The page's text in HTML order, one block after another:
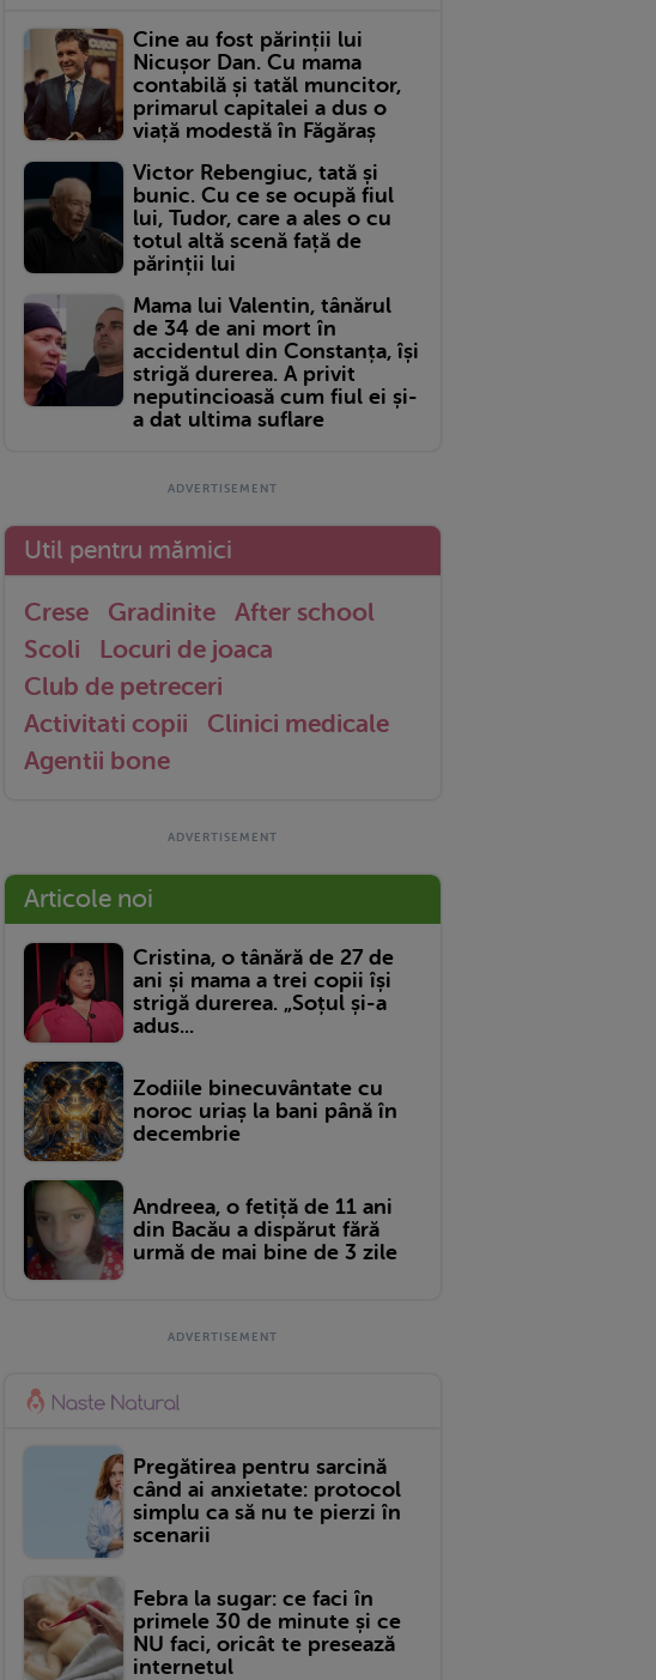
Cine au fost părinții lui
Nicușor Dan. Cu mama
contabilă și tatăl muncitor,
primarul capitalei a dus o
viață modestă în Făgăraș
Victor Rebengiuc, tată și
bunic. Cu ce se ocupă fiul
lui, Tudor, care a ales o cu
totul altă scenă față de
părinții lui
Mama lui Valentin, tânărul
de 34 de ani mort în
accidentul din Constanța, își
strigă durerea. A privit
neputincioasă cum fiul ei și-
a dat ultima suflare
Util pentru mămici
Crese Gradinite
After school
Scoli
Locuri de joaca
Club de petreceri
Activitati copii
Clinici medicale
Agentii bone
Articole noi
Cristina, o tânără de 27 de
ani și mama a trei copii își
strigă durerea. „Soțul și-a
adus...
Zodiile binecuvântate cu
noroc uriaș la bani până în
decembrie
Andreea, o fetiță de 11 ani
din Bacău a dispărut fără
urmă de mai bine de 3 zile
Pregătirea pentru sarcină
când ai anxietate: protocol
simplu ca să nu te pierzi în
scenarii
Febra la sugar: ce faci în
primele 30 de minute și ce
NU faci, oricât te presează
internetul